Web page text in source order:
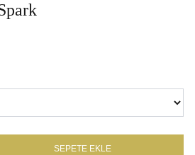
SEPETE EKLE